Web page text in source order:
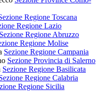
Regione Toscana
Regione Lazio
Sezione Regione Abruzzo
Regione Molise
Sezione Regione Campania
Sezione Provincia di Salerno
Sezione Regione Basilicata
Regione Calabria
Regione Sicilia